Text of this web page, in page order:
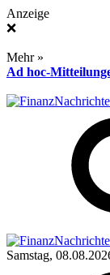
Anzeige
❌
Mehr »
Ad hoc-
Samstag,